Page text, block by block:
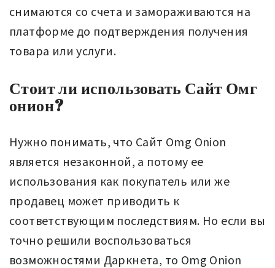
снимаются со счета и замораживаются на
платформе до подтверждения получения
товара или услуги.
Стоит ли использовать Сайт Омг
онион?
Нужно понимать, что Сайт Omg Onion
является незаконной, а потому ее
использования как покупатель или же
продавец может приводить к
соответствующим последствиям. Но если вы
точно решили воспользоваться
возможностями Даркнета, то Omg Onion